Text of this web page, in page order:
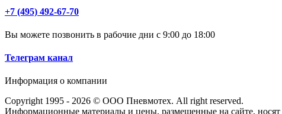
+7 (495) 492-67-70
Вы можете позвонить в рабочие дни с 9:00 до 18:00
Телеграм канал
Информация о компании
Copyright 1995 - 2026 © ООО Пневмотех. All right reserved.
Информационные материалы и цены, размещенные на сайте,